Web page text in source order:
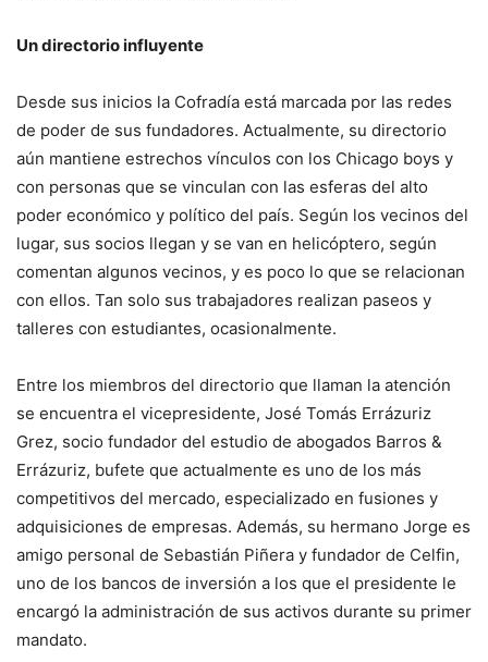
Un directorio influyente
Desde sus inicios la Cofradía está marcada por las redes
de poder de sus fundadores. Actualmente, su directorio
aún mantiene estrechos vínculos con los Chicago boys y
con personas que se vinculan con las esferas del alto
poder económico y político del país. Según los vecinos del
lugar, sus socios llegan y se van en helicóptero, según
comentan algunos vecinos, y es poco lo que se relacionan
con ellos. Tan solo sus trabajadores realizan paseos y
talleres con estudiantes, ocasionalmente.
Entre los miembros del directorio que llaman la atención
se encuentra el vicepresidente, José Tomás Errázuriz
Grez, socio fundador del estudio de abogados Barros &
Errázuriz, bufete que actualmente es uno de los más
competitivos del mercado, especializado en fusiones y
adquisiciones de empresas. Además, su hermano Jorge es
amigo personal de Sebastián Piñera y fundador de Celfin,
uno de los bancos de inversión a los que el presidente le
encargó la administración de sus activos durante su primer
mandato.